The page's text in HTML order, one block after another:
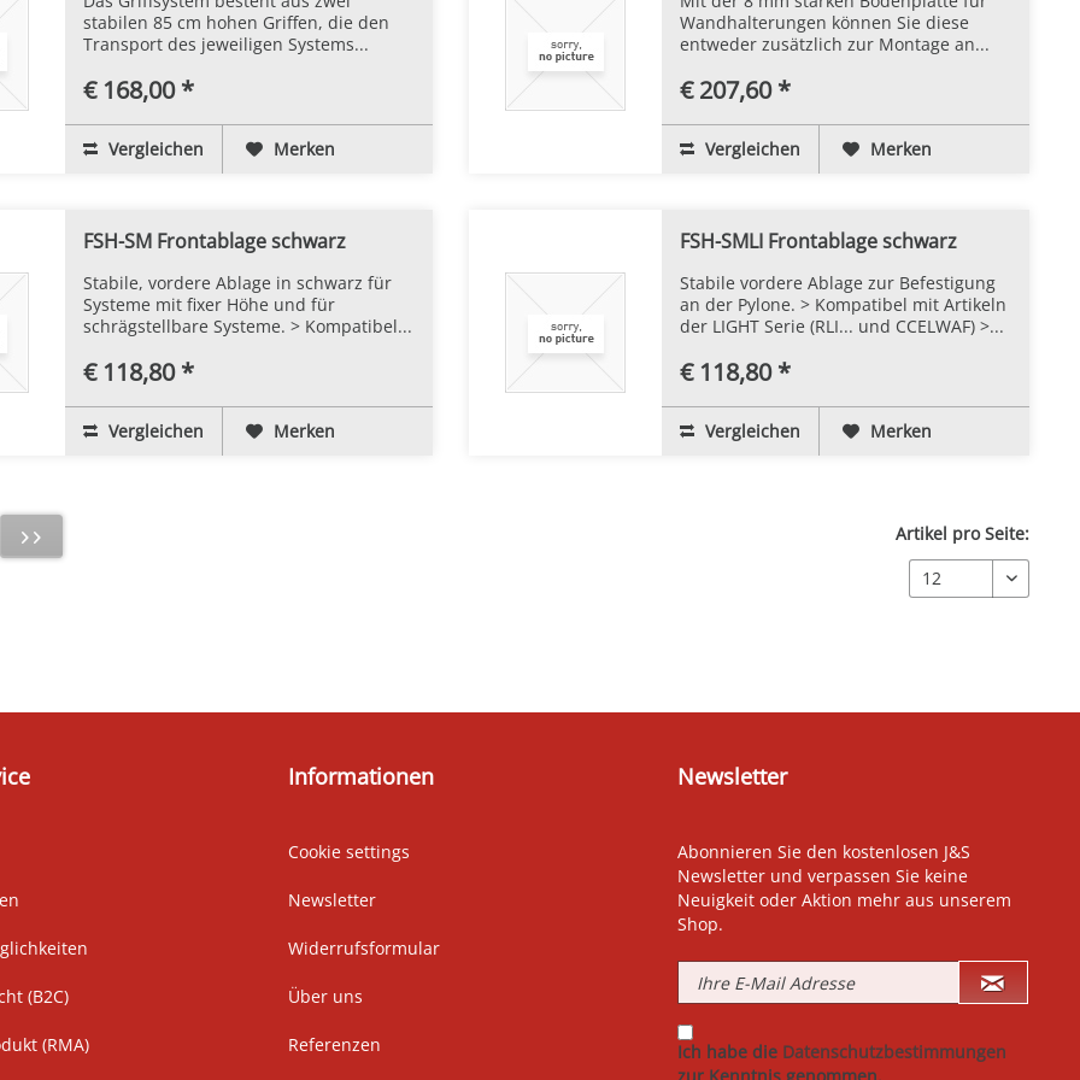
stabilen 85 cm hohen Griffen, die den
Transport des jeweiligen Systems...
€ 168,00 *
Vergleichen Merken
Wandhalterungen können Sie diese
entweder zusätzlich zur Montage an...
€ 207,60 *
Vergleichen Merken
FSH-SM Frontablage schwarz
Stabile, vordere Ablage in schwarz für
Systeme mit fixer Höhe und für
schrägstellbare Systeme. > Kompatibel...
€ 118,80 *
Vergleichen Merken
FSH-SMLI Frontablage schwarz
Stabile vordere Ablage zur Befestigung
an der Pylone. > Kompatibel mit Artikeln
der LIGHT Serie (RLI... und CCELWAF) >...
€ 118,80 *
Vergleichen Merken
Artikel pro Seite:
(B2C)
(RMA)
Informationen
Cookie settings
Newsletter
Widerrufsformular
Über uns
Referenzen
Newsletter
Abonnieren Sie den kostenlosen J&S
Newsletter und verpassen Sie keine
Neuigkeit oder Aktion mehr aus unserem
Shop.
Ich habe die Datenschutzbestimmungen